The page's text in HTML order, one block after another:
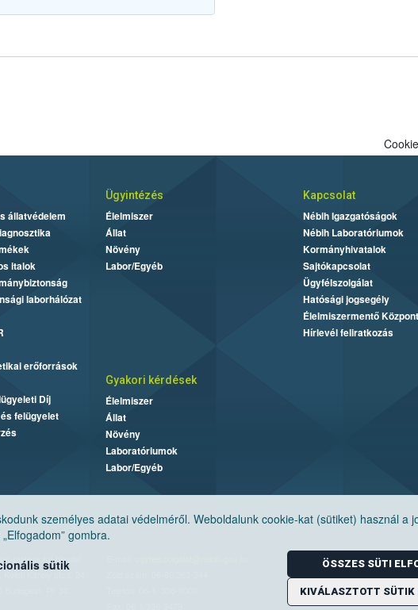
személyes adatai védelméről. Weboldalunk cookie-kat (sütiket) használ a
gombra.
sütik ÖSSZES SÜTI
KIVÁLASZTOTT SÜTIK
állatvédelem
italok
laborhálózat
erőforrások
Díj
felügyelet
Ügyintézés
Élelmiszer
Állat
Növény
Labor/Egyéb
Kapcsolat
Nébih Igazgatóságok
Nébih Laboratóriumok
Kormányhivatalok
Sajtókapcsolat
Ügyfélszolgálat
Hatósági jogsegély
Élelmiszermentő Központ
Hírlevél feliratkozás
Gyakori kérdések
Élelmiszer
Állat
Növény
Laboratóriumok
Labor/Egyéb
biztonsági Hivatal